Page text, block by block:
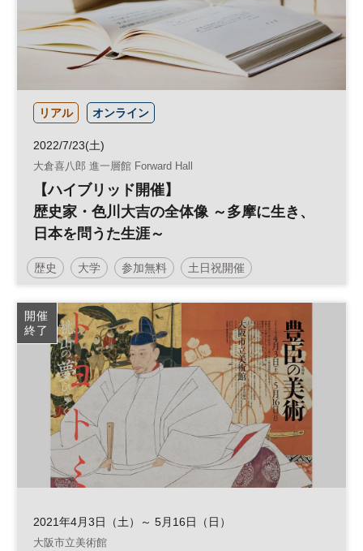
リアル オンライン
2022/7/23(土)
大倉喜八郎 進一層館 Forward Hall
【ハイブリッド開催】
歴史家・色川大吉の全体像 ～多摩に生き、
日本を問うた生涯～
歴史 大学 参加無料 土日祝開催
開催
終了
2021年4月3日（土）～ 5月16日（日）
大阪市立美術館